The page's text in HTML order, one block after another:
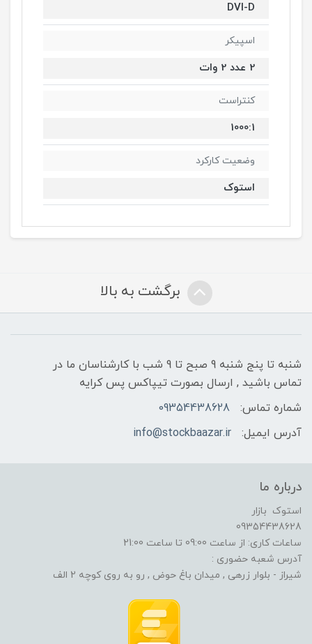
DVI-D
اسپیکر
2 عدد 2 وات
کنتراست
1000:1
وضعیت کارکرد
استوک
برگشت به بالا
شنبه تا پنج شنبه 9 صبح تا 9 شب با کارشناسان ما در
تماس باشید , ارسال بصورت تیپاکس پس کرایه
شماره تماس:
09354438628
آدرس ایمیل:
info@stockbaazar.ir
درباره ما
استوک بازار
09354438628
ساعات کاری: از ساعت 09:00 تا ساعت 21:00
آدرس شعبه حضوری :
شیراز - بلوار زرهی , میدان باغ حوض , رو به روی کوچه 2 الف